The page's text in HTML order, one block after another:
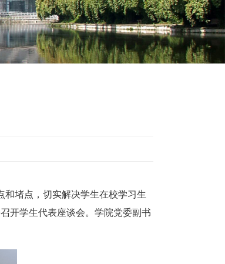
和堵点，切实解决学生在校学习生
开学生代表座谈会。学院党委副书